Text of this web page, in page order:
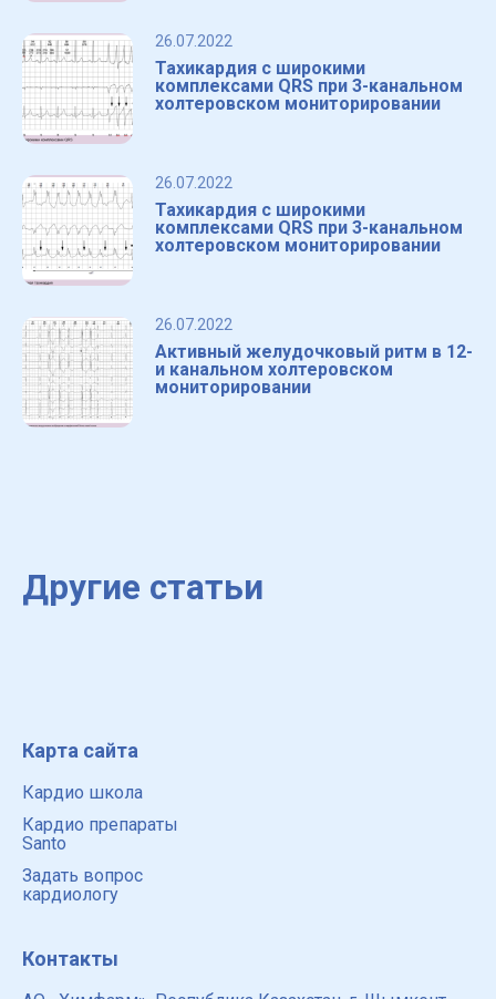
26.07.2022
Тахикардия с широкими
комплексами QRS при 3-канальном
холтеровском мониторировании
26.07.2022
Тахикардия с широкими
комплексами QRS при 3-канальном
холтеровском мониторировании
26.07.2022
Активный желудочковый ритм в 12-
и канальном холтеровском
мониторировании
Другие статьи
Карта сайта
Кардио школа
Кардио препараты
Santo
Задать вопрос
кардиологу
Контакты